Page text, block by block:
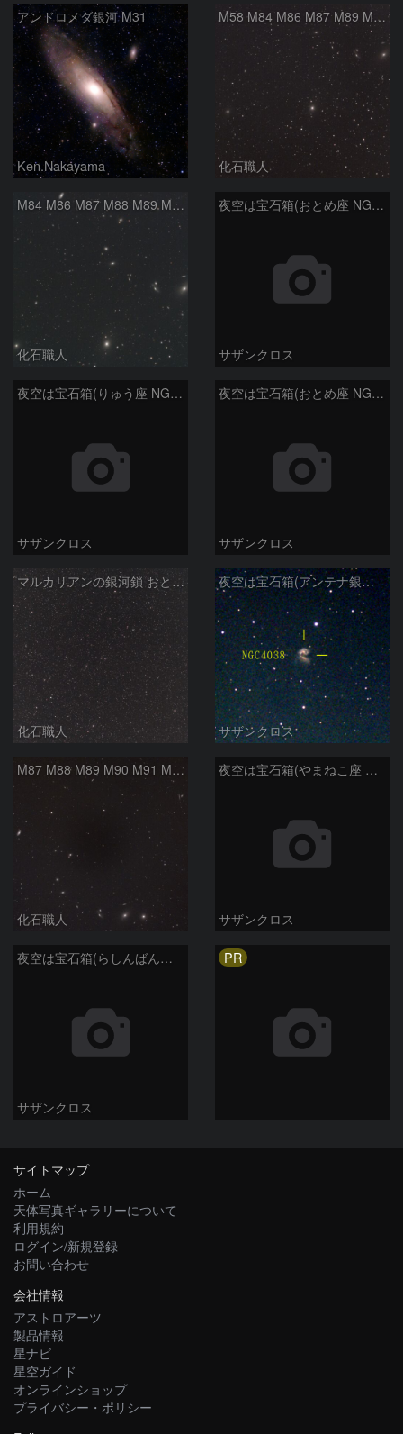
アンドロメダ銀河 M31
Ken.Nakayama
M58 M84 M86 M87 M89 M90 マルカリアンの銀河鎖 おとめ座 かみのけ座
化石職人
M84 M86 M87 M88 M89 M90 M91 マルカリアンの銀河鎖 おとめ座 かみのけ座
化石職人
夜空は宝石箱(おとめ座 NGC5566) Seestar50
サザンクロス
夜空は宝石箱(りゅう座 NGC6503) Seestar50
サザンクロス
夜空は宝石箱(おとめ座 NGC5746) Seestar50
サザンクロス
マルカリアンの銀河鎖 おとめ座・ かみのけ座の銀河
化石職人
夜空は宝石箱(アンテナ銀河 NGC4038) Seestar50
サザンクロス
M87 M88 M89 M90 M91 M100 マルカリアンの銀河鎖 おとめ座 かみのけ座
化石職人
夜空は宝石箱(やまねこ座 NGC2683) Seestar50
サザンクロス
夜空は宝石箱(らしんばん座 NGC2613) Seestar50
サザンクロス
PR
サイトマップ
ホーム
天体写真ギャラリーについて
利用規約
ログイン/新規登録
お問い合わせ
会社情報
アストロアーツ
製品情報
星ナビ
星空ガイド
オンラインショップ
プライバシー・ポリシー